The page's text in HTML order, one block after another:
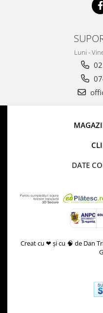
Luni -
DATE
Creat cu ❤ și cu 🧠 de Dan